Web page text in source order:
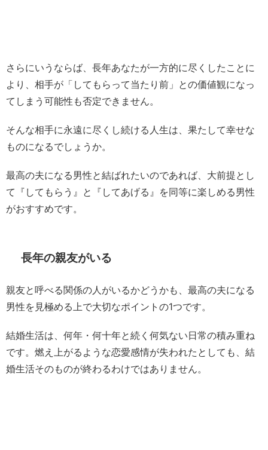
さらにいうならば、長年あなたが一方的に尽くしたことに
より、相手が「してもらって当たり前」との価値観になっ
てしまう可能性も否定できません。
そんな相手に永遠に尽くし続ける人生は、果たして幸せな
ものになるでしょうか。
最高の夫になる男性と結ばれたいのであれば、大前提とし
て『してもらう』と『してあげる』を同等に楽しめる男性
がおすすめです。
長年の親友がいる
親友と呼べる関係の人がいるかどうかも、最高の夫になる
男性を見極める上で大切なポイントの1つです。
結婚生活は、何年・何十年と続く何気ない日常の積み重ね
です。燃え上がるような恋愛感情が失われたとしても、結
婚生活そのものが終わるわけではありません。